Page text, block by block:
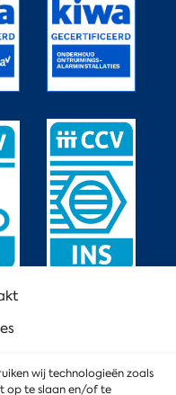
wij technologieën zoals
op te slaan en/of te